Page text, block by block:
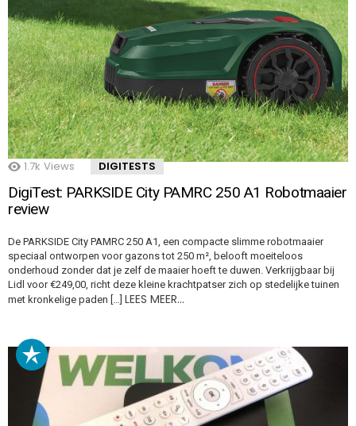
1.7k Views DIGITESTS
DigiTest: PARKSIDE City PAMRC 250 A1 Robotmaaier
review
De PARKSIDE City PAMRC 250 A1, een compacte slimme robotmaaier
speciaal ontworpen voor gazons tot 250 m², belooft moeiteloos
onderhoud zonder dat je zelf de maaier hoeft te duwen. Verkrijgbaar bij
Lidl voor €249,00, richt deze kleine krachtpatser zich op stedelijke tuinen
met kronkelige paden […] LEES MEER…